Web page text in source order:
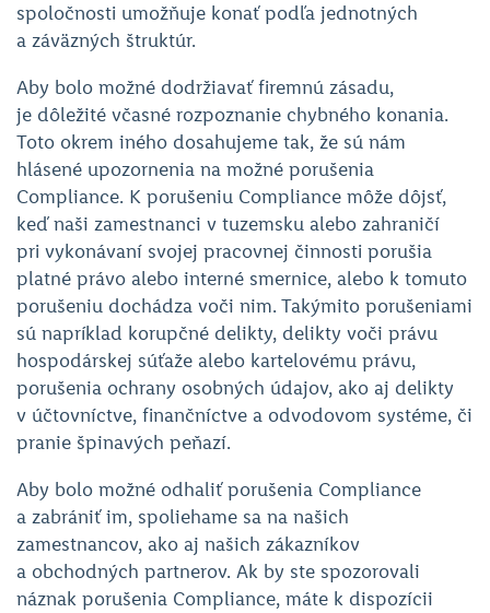
spoločnosti umožňuje konať podľa jednotných
a záväzných štruktúr.
Aby bolo možné dodržiavať firemnú zásadu,
je dôležité včasné rozpoznanie chybného konania.
Toto okrem iného dosahujeme tak, že sú nám
hlásené upozornenia na možné porušenia
Compliance. K porušeniu Compliance môže dôjsť,
keď naši zamestnanci v tuzemsku alebo zahraničí
pri vykonávaní svojej pracovnej činnosti porušia
platné právo alebo interné smernice, alebo k tomuto
porušeniu dochádza voči nim. Takýmito porušeniami
sú napríklad korupčné delikty, delikty voči právu
hospodárskej súťaže alebo kartelovému právu,
porušenia ochrany osobných údajov, ako aj delikty
v účtovníctve, finančníctve a odvodovom systéme, či
pranie špinavých peňazí.
Aby bolo možné odhaliť porušenia Compliance
a zabrániť im, spoliehame sa na našich
zamestnancov, ako aj našich zákazníkov
a obchodných partnerov. Ak by ste spozorovali
náznak porušenia Compliance, máte k dispozícii